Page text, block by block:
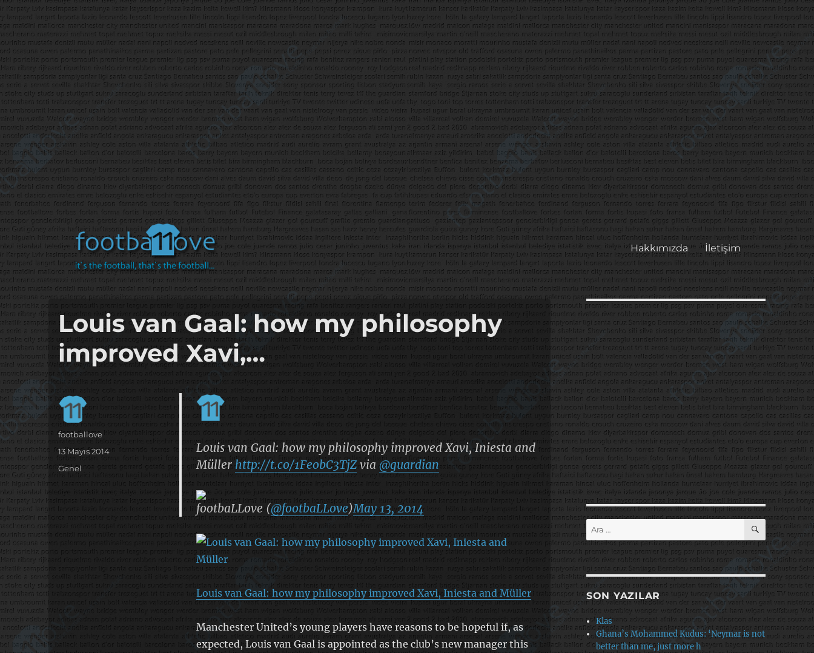
footbaLLove
it's the football, that's the football…
Hakkımızda İletişim
Louis van Gaal: how my philosophy
improved Xavi,…
Louis van Gaal: how my philosophy improved Xavi, Iniesta and
Müller http://t.co/1FeobC3TjZvia @guardian
footbaLLove (@footbaLLove)May 13, 2014
Louis van Gaal: how my philosophy improved Xavi, Iniesta and Müller
Manchester United’s young players have reasons to be hopeful if, as
expected, Louis van Gaal is appointed as the club’s new manager this
Yazar
footballove
Yayın
tarihi
13 Mayıs 2014
Kategoriler
Genel
Ara: ARA
SON YAZILAR
Klas
Ghana’s Mohammed Kudus: ‘Neymar is not
better than me, just more h